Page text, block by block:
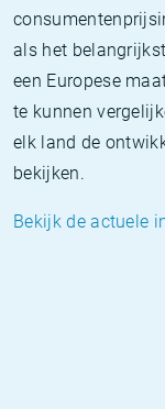
als het
een Europese
te kunnen
elk land de
bekijken.
Bekijk de actuele